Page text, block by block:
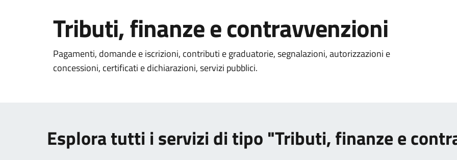
Tributi, finanze e contravvenzioni
Pagamenti, domande e iscrizioni, contributi e graduatorie, segnalazioni, autorizzazioni e
concessioni, certificati e dichiarazioni, servizi pubblici.
Esplora tutti i servizi di tipo "Tributi, finanze e